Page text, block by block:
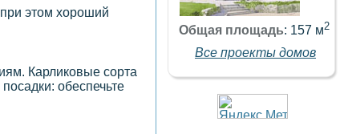
этом хороший
Карликовые сорта
обеспечьте
Общая площадь: 157 м2
Все проекты домов